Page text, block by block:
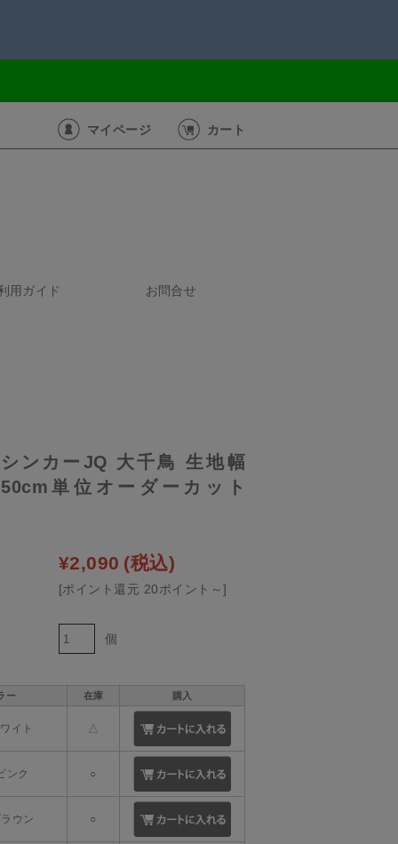
マイページ カート
用ガイド お問合せ
ンカーJQ 大千鳥 生地幅
単位オーダーカット
¥2,090 (税込)
[ポイント還元 20ポイント～]
個
ー 在庫 購入
イト △
ンク ○
ウン ○